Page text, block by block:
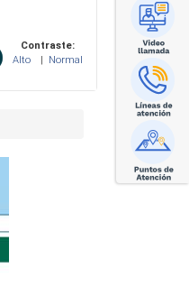
Contraste:
Alto
Normal